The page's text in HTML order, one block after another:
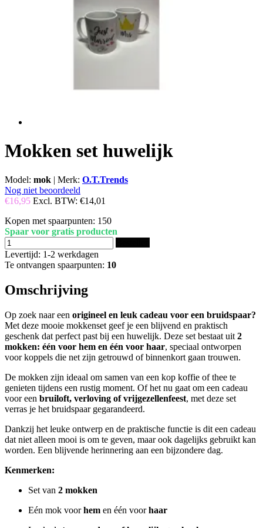
Mokken set huwelijk
Model: mok | Merk: O.T.Trends
Nog niet beoordeeld
€16,95 Excl. BTW: €14,01
Kopen met spaarpunten: 150
Spaar voor gratis producten
Levertijd: 1-2 werkdagen
Te ontvangen spaarpunten: 10
Omschrijving
Op zoek naar een origineel en leuk cadeau voor een bruidspaar?
Met deze mooie mokkenset geef je een blijvend en praktisch
geschenk dat perfect past bij een huwelijk. Deze set bestaat uit 2
mokken: één voor hem en één voor haar, speciaal ontworpen
voor koppels die net zijn getrouwd of binnenkort gaan trouwen.
De mokken zijn ideaal om samen van een kop koffie of thee te
genieten tijdens een rustig moment. Of het nu gaat om een cadeau
voor een bruiloft, verloving of vrijgezellenfeest, met deze set
verras je het bruidspaar gegarandeerd.
Dankzij het leuke ontwerp en de praktische functie is dit een cadeau
dat niet alleen mooi is om te geven, maar ook dagelijks gebruikt kan
worden. Een blijvende herinnering aan een bijzondere dag.
Kenmerken:
Set van 2 mokken
Eén mok voorhem en één voorhaar